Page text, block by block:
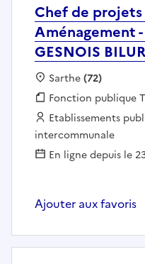
Chef de projets
Aménagement
GESNOIS
Localisation :
Sarthe(72)
Fonction publique :
Fonction publique
Employeur :
Etablissements
intercommunale
En ligne depuis le
Ajouter aux favoris